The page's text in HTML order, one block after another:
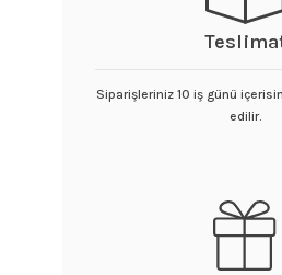
Siparişleriniz 10 iş günü
edilir.